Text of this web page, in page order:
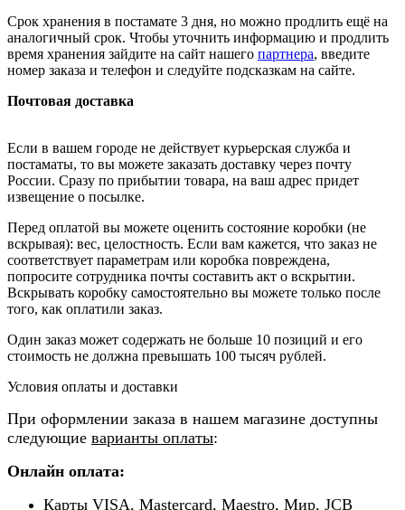
Срок хранения в постамате 3 дня, но можно продлить ещё на
аналогичный срок. Чтобы уточнить информацию и продлить
время хранения зайдите на сайт нашего партнера, введите
номер заказа и телефон и следуйте подсказкам на сайте.
Почтовая доставка
Если в вашем городе не действует курьерская служба и
постаматы, то вы можете заказать доставку через почту
России. Сразу по прибытии товара, на ваш адрес придет
извещение о посылке.
Перед оплатой вы можете оценить состояние коробки (не
вскрывая): вес, целостность. Если вам кажется, что заказ не
соответствует параметрам или коробка повреждена,
попросите сотрудника почты составить акт о вскрытии.
Вскрывать коробку самостоятельно вы можете только после
того, как оплатили заказ.
Один заказ может содержать не больше 10 позиций и его
стоимость не должна превышать 100 тысяч рублей.
Условия оплаты и доставки
При оформлении заказа в нашем магазине доступны
следующие варианты оплаты:
Онлайн оплата:
Карты VISA, Mastercard, Maestro, Мир, JCB